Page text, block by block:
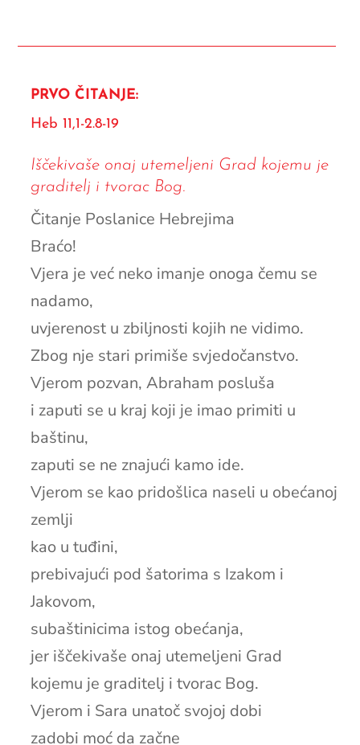
PRVO ČITANJE:
Heb 11,1-2.8-19
Iščekivaše onaj utemeljeni Grad kojemu je
graditelj i tvorac Bog.
Čitanje Poslanice Hebrejima
Braćo!
Vjera je već neko imanje onoga čemu se
nadamo,
uvjerenost u zbiljnosti kojih ne vidimo.
Zbog nje stari primiše svjedočanstvo.
Vjerom pozvan, Abraham posluša
i zaputi se u kraj koji je imao primiti u
baštinu,
zaputi se ne znajući kamo ide.
Vjerom se kao pridošlica naseli u obećanoj
zemlji
kao u tuđini,
prebivajući pod šatorima s Izakom i
Jakovom,
subaštinicima istog obećanja,
jer iščekivaše onaj utemeljeni Grad
kojemu je graditelj i tvorac Bog.
Vjerom i Sara unatoč svojoj dobi
zadobi moć da začne